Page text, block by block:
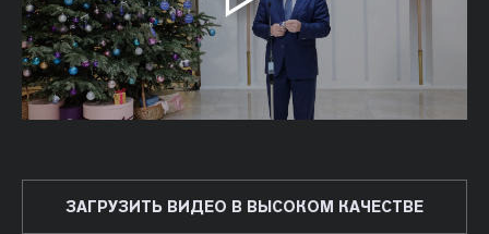
ЗАГРУЗИТЬ ВИДЕО В ВЫСОКОМ КАЧЕСТВЕ